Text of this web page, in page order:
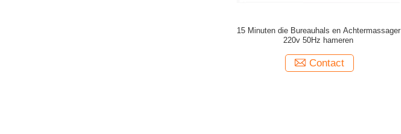
15 Minuten die Bureauhals en Achtermassager
220v 50Hz hameren
Contact